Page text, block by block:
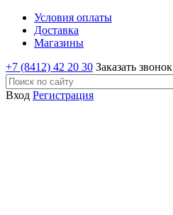
Условия оплаты
Доставка
Магазины
+7 (8412) 42 20 30 Заказать звонок
Вход Регистрация